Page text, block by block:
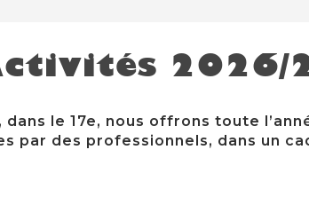
2026/
dans le 17e, nous offrons toute
par des professionnels, dans un